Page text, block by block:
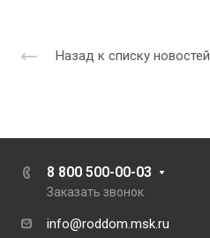
Назад к списку новостей
8 800 500-00-03
Заказать звонок
info@roddom.msk.ru